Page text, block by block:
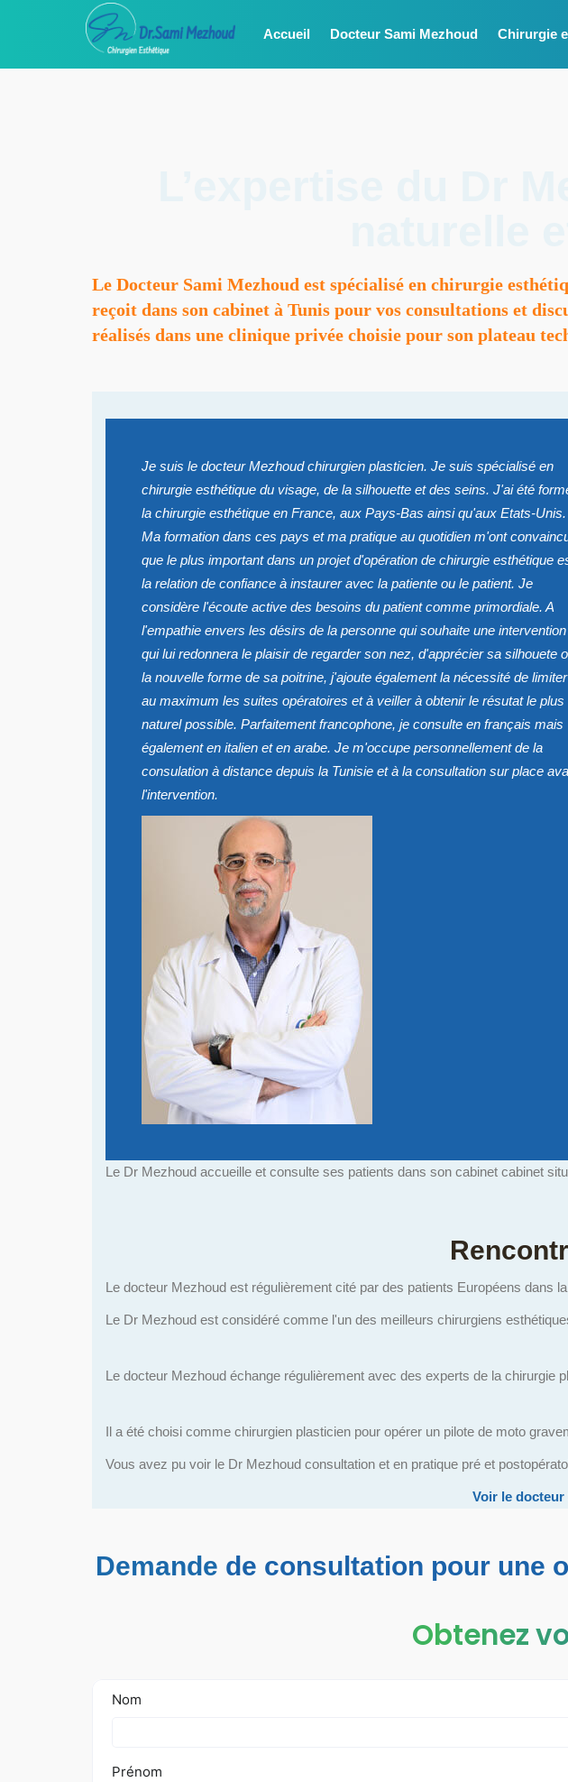
Accueil Docteur Sami Mezhoud Chirurgie
Le Docteur Sami Mezhoud est spécialisé en chirurgie
reçoit dans son cabinet à Tunis pour vos consultations et
réalisés dans une clinique privée choisie pour son plateau
Je suis le docteur Mezhoud chirurgien plasticien. Je suis spécialisé en
chirurgie esthétique du visage, de la silhouette et des seins. J'ai été
la chirurgie esthétique en France, aux Pays-Bas ainsi qu'aux Etats-Unis.
Ma formation dans ces pays et ma pratique au quotidien m'ont
que le plus important dans un projet d'opération de chirurgie esthétique
la relation de confiance à instaurer avec la patiente ou le patient. Je
considère l'écoute active des besoins du patient comme primordiale. A
l'empathie envers les désirs de la personne qui souhaite une intervention
qui lui redonnera le plaisir de regarder son nez, d'apprécier sa silhouete
la nouvelle forme de sa poitrine, j'ajoute également la nécessité de limiter
au maximum les suites opératoires et à veiller à obtenir le résutat le plus
naturel possible. Parfaitement francophone, je consulte en français mais
également en italien et en arabe. Je m'occupe personnellement de la
consulation à distance depuis la Tunisie et à la consultation sur place
l'intervention.
Le Dr Mezhoud accueille et consulte ses patients dans son cabinet cabinet
Le docteur Mezhoud est régulièrement cité par des patients Européens dans
Le Dr Mezhoud est considéré comme l'un des meilleurs chirurgiens
Le docteur Mezhoud échange régulièrement avec des experts de la chirurgie
Il a été choisi comme chirurgien plasticien pour opérer un pilote de moto
Vous avez pu voir le Dr Mezhoud consultation et en pratique pré et
Voir le docteur
Demande de consultation pour une
Obtenez